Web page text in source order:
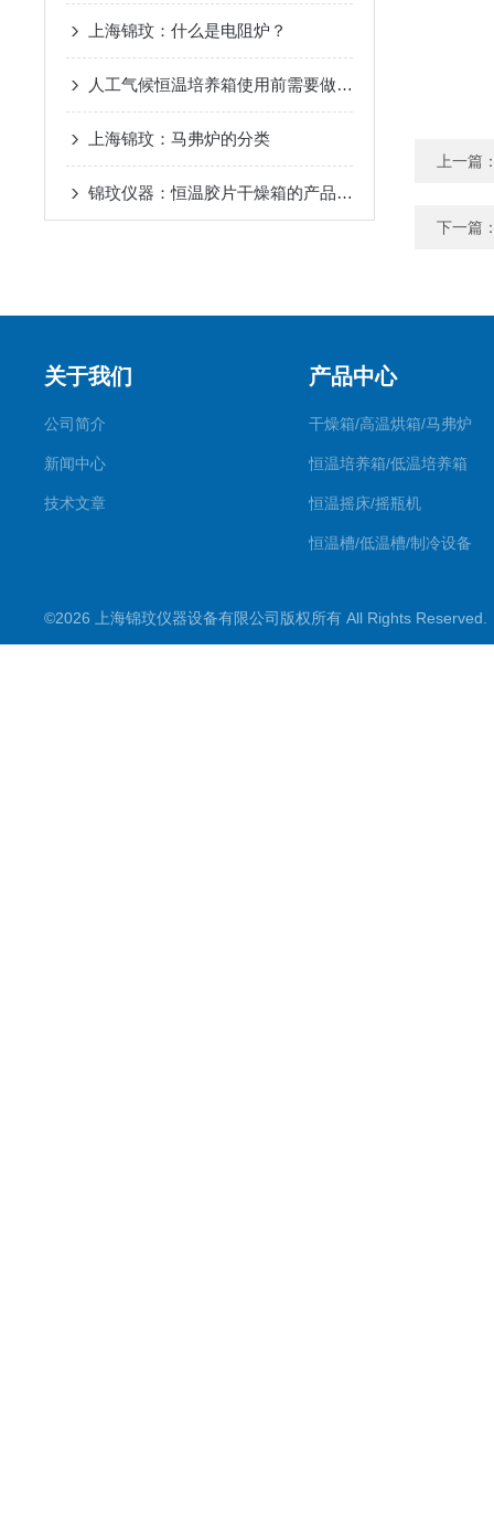
上海锦玟：什么是电阻炉？
人工气候恒温培养箱使用前需要做哪些工作
上海锦玟：马弗炉的分类
锦玟仪器：恒温胶片干燥箱的产品结构简介
上一篇
下一篇
关于我们
公司简介
新闻中心
技术文章
产品中心
干燥箱/高温烘箱/马弗炉
恒温培养箱/低温培养箱
恒温摇床/摇瓶机
恒温槽/低温槽/制冷设备
超声波仪器
©2026 上海锦玟仪器设备有限公司版权所有 All Rights